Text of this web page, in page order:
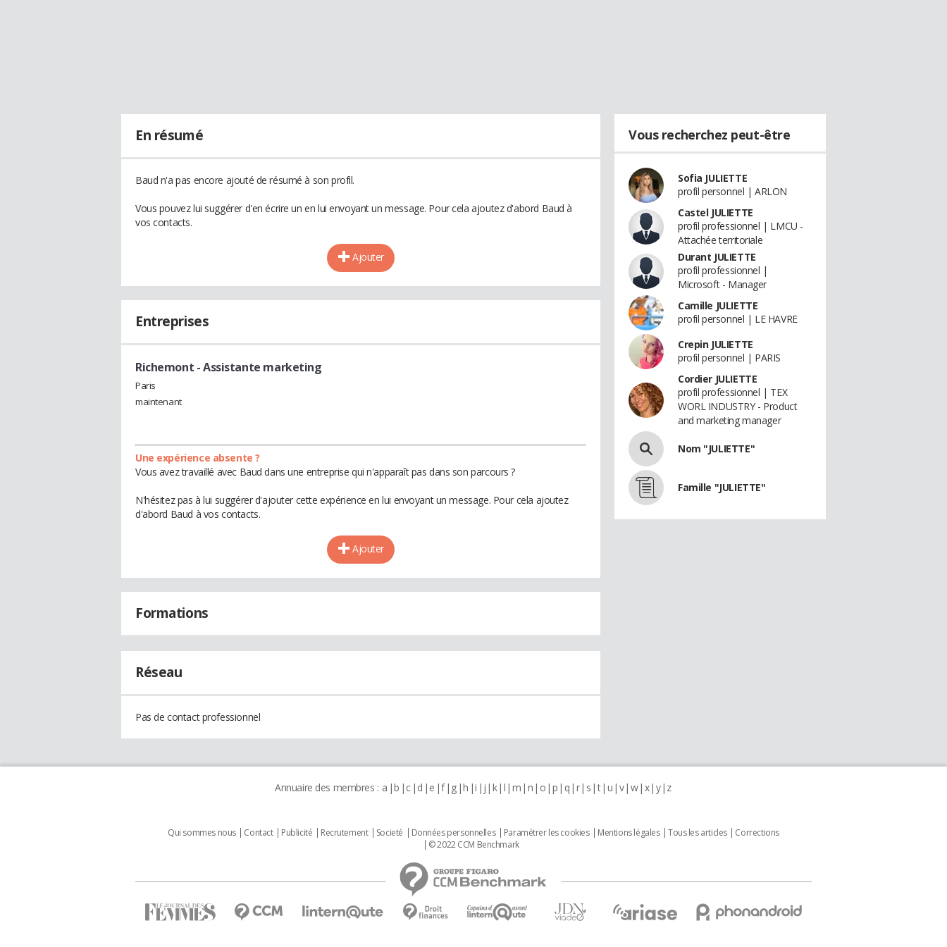
En résumé
Baud n'a pas encore ajouté de résumé à son profil.
Vous pouvez lui suggérer d'en écrire un en lui envoyant un message. Pour cela ajoutez d'abord Baud à
vos contacts.
Ajouter
Entreprises
Richemont - Assistante marketing
Paris
maintenant
Une expérience absente ?
Vous avez travaillé avec Baud dans une entreprise qui n'apparaît pas dans son parcours ?
N'hésitez pas à lui suggérer d'ajouter cette expérience en lui envoyant un message. Pour cela ajoutez
d'abord Baud à vos contacts.
Ajouter
Formations
Réseau
Pas de contact professionnel
Vous recherchez peut-être
Sofia JULIETTE
profil personnel | ARLON
Castel JULIETTE
profil professionnel | LMCU -
Attachée territoriale
Durant JULIETTE
profil professionnel |
Microsoft - Manager
Camille JULIETTE
profil personnel | LE HAVRE
Crepin JULIETTE
profil personnel | PARIS
Cordier JULIETTE
profil professionnel | TEX
WORL INDUSTRY - Product
and marketing manager
Nom "JULIETTE"
Famille "JULIETTE"
Annuaire des membres : a b c d e f g h i j k l m n o p q r s t u v w x y z
Qui sommes nous Contact Publicité Recrutement Societé Données personnelles Paramétrer les cookies Mentions légales Tous les articles
Corrections
© 2022 CCM Benchmark